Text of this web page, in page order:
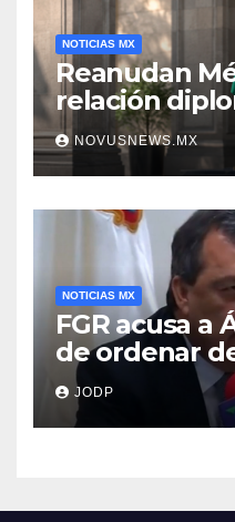
NOTICIAS MX
Reanudan
relación
NOVUSNEWS.MX
NOTICIAS MX
FGR acusa a
de ordenar
clave del
JODP